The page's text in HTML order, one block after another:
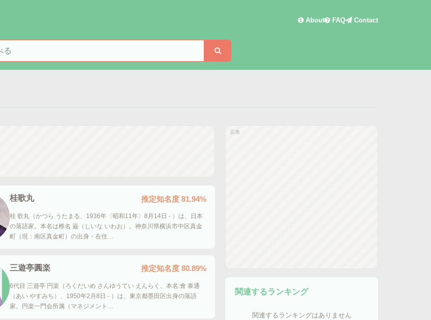
About FAQ Contact
桂歌丸 推定知名度 81.94%
桂 歌丸（かつら うたまる、1936年〈昭和11年〉8月14日 - ）は、日本
の落語家。本名は椎名 巌（しいな いわお）。神奈川県横浜市中区真金
町（現：南区真金町）の出身・在住…
三遊亭圓楽 推定知名度 80.89%
6代目 三遊亭 円楽（ろくだいめ さんゆうてい えんらく、本名:會 泰通
（あい やすみち）、1950年2月8日 - ）は、東京都墨田区出身の落語
家。円楽一門会所属（マネジメント…
広告
関連するランキング
関連するランキングはありません